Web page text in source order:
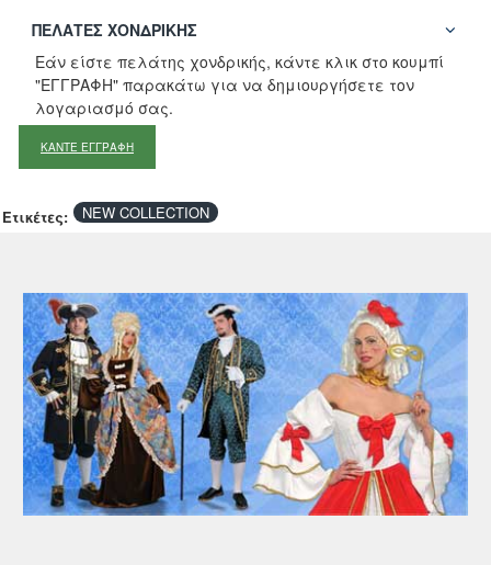
ΠΕΛΆΤΕΣ ΧΟΝΔΡΙΚΉΣ
Εάν είστε πελάτης χονδρικής, κάντε κλικ στο κουμπί
"ΕΓΓΡΑΦΗ" παρακάτω για να δημιουργήσετε τον
λογαριασμό σας.
ΚΑΝΤΕ ΕΓΓΡΑΦΗ
Ετικέτες: NEW COLLECTION